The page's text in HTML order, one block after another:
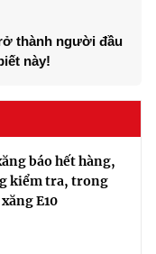
thành người đầu
này!
báo hết hàng,
kiểm tra, trong
E10